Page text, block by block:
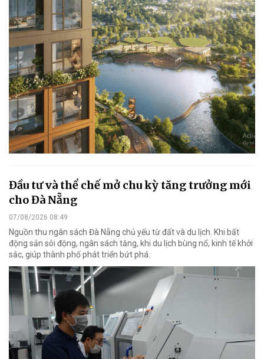
Đầu tư và thể chế mở chu kỳ tăng trưởng mới
cho Đà Nẵng
07/08/2026 08:49
Nguồn thu ngân sách Đà Nẵng chủ yếu từ đất và du lịch. Khi bất
động sản sôi động, ngân sách tăng, khi du lịch bùng nổ, kinh tế khởi
sắc, giúp thành phố phát triển bứt phá.